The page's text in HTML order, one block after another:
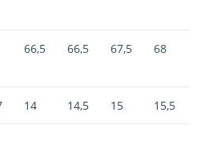
66,5 66,5 67,5 68
14 14,5 15 15,5